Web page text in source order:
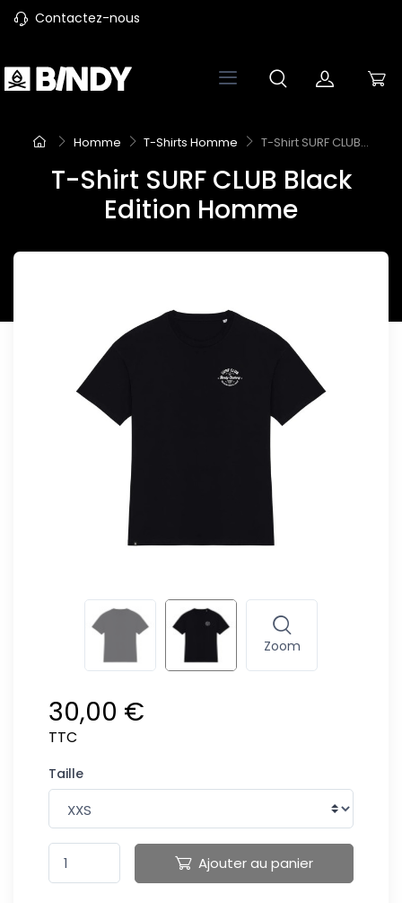
Contactez-nous
Homme T-Shirts Homme T-Shirt SURF CLUB...
T-Shirt SURF CLUB Black
Edition Homme
Zoom
30,00 €
TTC
Taille
Ajouter au panier